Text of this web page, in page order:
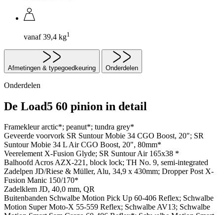
vanaf 39,4 kg1
Afmetingen & typegoedkeuring Onderdelen
Onderdelen
De Load5 60 pinion in detail
Framekleurarctic*; peanut*; tundra grey*
Geveerde voorvork SR Suntour Mobie 34 CGO Boost, 20"; SR
Suntour Mobie 34 L Air CGO Boost, 20", 80mm*
VeerelementX-Fusion Glyde; SR Suntour Air 165x38 *
BalhoofdAcros AZX-221, block lock; TH No. 9, semi-integrated
Zadelpen JD/Riese & Müller, Alu, 34,9 x 430mm; Dropper Post X-
Fusion Manic 150/170*
Zadelklem JD, 40,0 mm, QR
Buitenbanden Schwalbe Motion Pick Up 60-406 Reflex; Schwalbe
Motion Super Moto-X 55-559 Reflex; Schwalbe AV13; Schwalbe